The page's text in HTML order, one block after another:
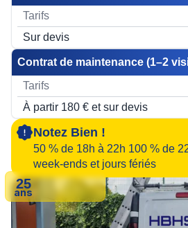
Sur devis
Contrat de maintenance (1–2
À partir 180 € et sur devis
Notez Bien !
50 % de 18h à 22h 100 % de
week-ends et jours fériés
25
ans